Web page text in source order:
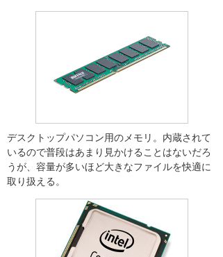
デスクトップパソコン用のメモリ。内蔵されて
いるので普段はあまり見かけることはないだろ
うが、容量が多いほど大きなファイルを快適に
取り扱える。